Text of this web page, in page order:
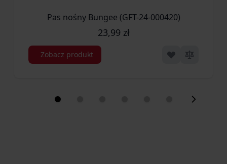
Pas nośny Bungee (GFT-24-000420)
23,99 zł
Zobacz produkt